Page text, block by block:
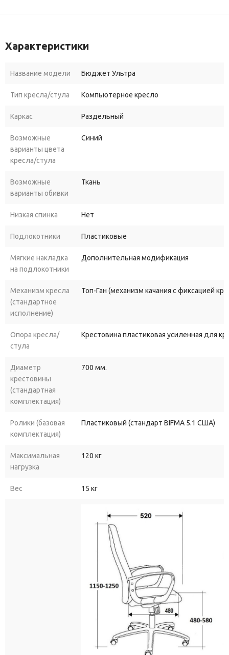
Характеристики
Название модели Бюджет Ультра
Тип кресла/стула Компьютерное кресло
Каркас Раздельный
Возможные
варианты цвета
кресла/стула
Синий
Возможные
варианты обивки
Ткань
Низкая спинка Нет
Подлокотники Пластиковые
Мягкие накладка
на подлокотники
Дополнительная модификация
Механизм кресла
(стандартное
исполнение)
Топ-Ган (механизм качания с фиксацией
Опора кресла/
стула
Крестовина пластиковая усиленная для
Диаметр
крестовины
(стандартная
комплектация)
700 мм.
Ролики (базовая
комплектация)
Пластиковый (стандарт BIFMA 5.1 США)
Максимальная
нагрузка
120 кг
Вес 15 кг